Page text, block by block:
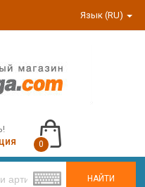
Язык (RU)
НАЙТИ
0